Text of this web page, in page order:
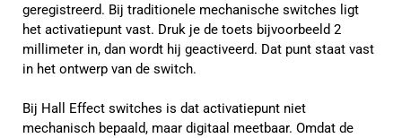
geregistreerd. Bij traditionele mechanische switches ligt
het activatiepunt vast. Druk je de toets bijvoorbeeld 2
millimeter in, dan wordt hij geactiveerd. Dat punt staat vast
in het ontwerp van de switch.
Bij Hall Effect switches is dat activatiepunt niet
mechanisch bepaald, maar digitaal meetbaar. Omdat de